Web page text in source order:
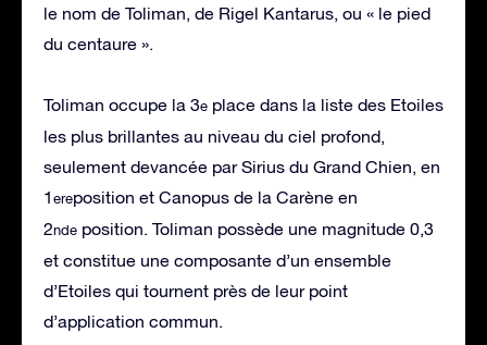
le nom de Toliman, de Rigel Kantarus, ou « le pied
du centaure ».
Toliman occupe la 3e place dans la liste des Etoiles
les plus brillantes au niveau du ciel profond,
seulement devancée par Sirius du Grand Chien, en
1ereposition et Canopus de la Carène en
2nde position. Toliman possède une magnitude 0,3
et constitue une composante d’un ensemble
d’Etoiles qui tournent près de leur point
d’application commun.